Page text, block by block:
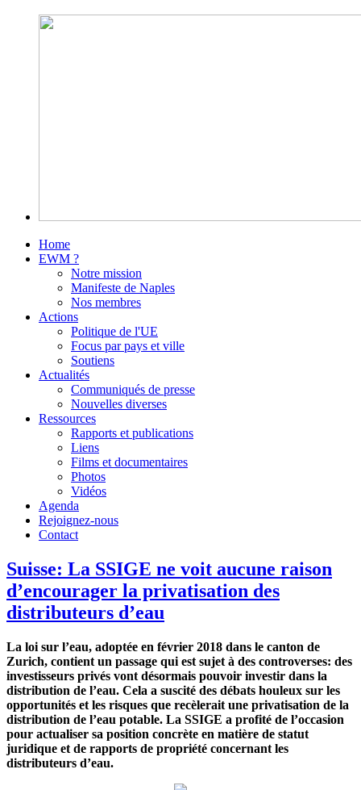
Home
EWM ?
Notre mission
Manifeste de Naples
Nos membres
Actions
Politique de l'UE
Focus par pays et ville
Soutiens
Actualités
Communiqués de presse
Nouvelles diverses
Ressources
Rapports et publications
Liens
Films et documentaires
Photos
Vidéos
Agenda
Rejoignez-nous
Contact
Suisse: La SSIGE ne voit aucune raison
d’encourager la privatisation des
distributeurs d’eau
La loi sur l’eau, adoptée en février 2018 dans le canton de
Zurich, contient un passage qui est sujet à des controverses: des
investisseurs privés vont désormais pouvoir investir dans la
distribution de l’eau. Cela a suscité des débats houleux sur les
opportunités et les risques que recèlerait une privatisation de la
distribution de l’eau potable. La SSIGE a profité de l’occasion
pour actualiser sa position concrète en matière de statut
juridique et de rapports de propriété concernant les
distributeurs d’eau.